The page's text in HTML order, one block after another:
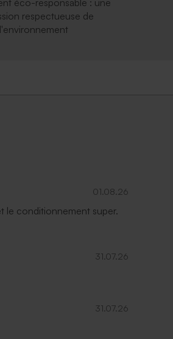
éco-responsable : une
respectueuse de
l'environnement
01.08.26
le conditionnement super.
31.07.26
31.07.26